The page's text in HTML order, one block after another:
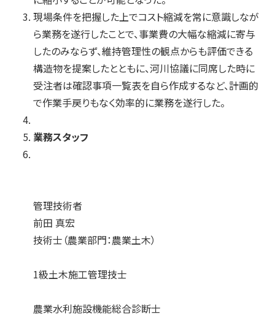
現場条件を把握した上でコスト縮減を常に意識しなが
ら業務を遂行したことで、事業費の大幅な縮減に寄与
したのみならず、維持管理性の観点からも評価できる
構造物を提案したとともに、河川協議に同席した時に
受注者は確認事項一覧表を自ら作成するなど、計画的
で作業手戻りもなく効率的に業務を遂行した。
業務スタッフ
管理技術者
前田 真宏
技術士（農業部門：農業土木）
1級土木施工管理技士
農業水利施設機能総合診断士